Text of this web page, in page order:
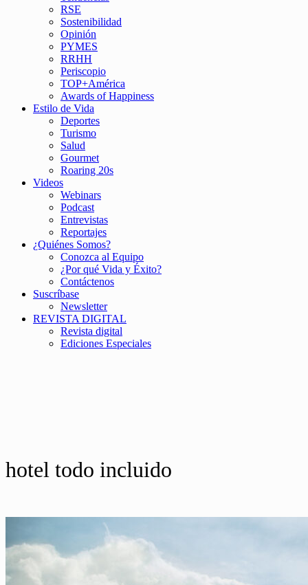
RSE
Sostenibilidad
Opinión
PYMES
RRHH
Periscopio
TOP+América
Awards of Happiness
Estilo de Vida
Deportes
Turismo
Salud
Gourmet
Roaring 20s
Videos
Webinars
Podcast
Entrevistas
Reportajes
¿Quiénes Somos?
Conozca al Equipo
¿Por qué Vida y Éxito?
Contáctenos
Suscríbase
Newsletter
REVISTA DIGITAL
Revista digital
Ediciones Especiales
hotel todo incluido